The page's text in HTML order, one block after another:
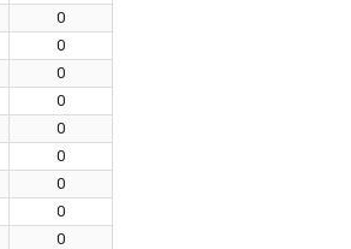
0
0
0
0
0
0
0
0
0